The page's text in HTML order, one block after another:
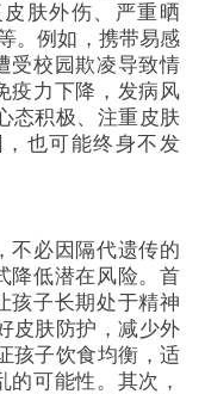
肤外伤、严重晒
。例如，携带易感
受校园欺凌导致情
疫力下降，发病风
态积极、注重皮肤
也可能终身不发
必因隔代遗传的
降低潜在风险。首
孩子长期处于精神
皮肤防护，减少外
孩子饮食均衡，适
可能性。其次，